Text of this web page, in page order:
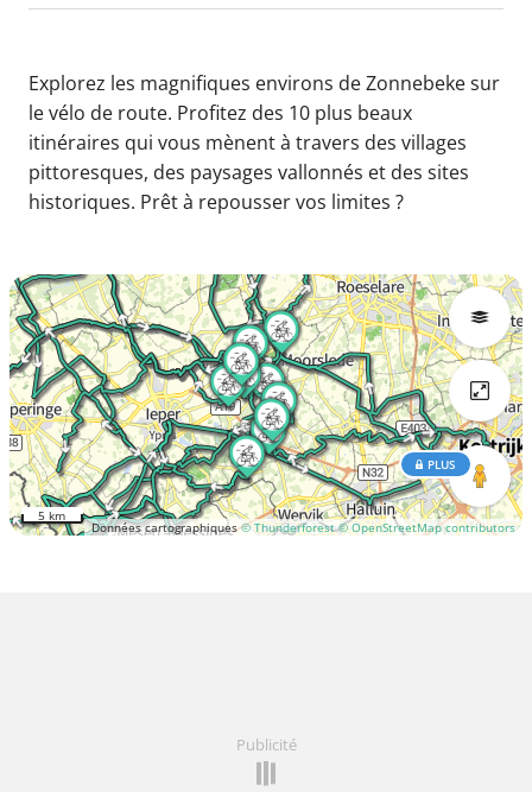
Explorez les magnifiques environs de Zonnebeke sur
le vélo de route. Profitez des 10 plus beaux
itinéraires qui vous mènent à travers des villages
pittoresques, des paysages vallonnés et des sites
historiques. Prêt à repousser vos limites ?
Données cartographiques© Thunderforest © OpenStreetMap contributors
PLUS
5 km
Publicité